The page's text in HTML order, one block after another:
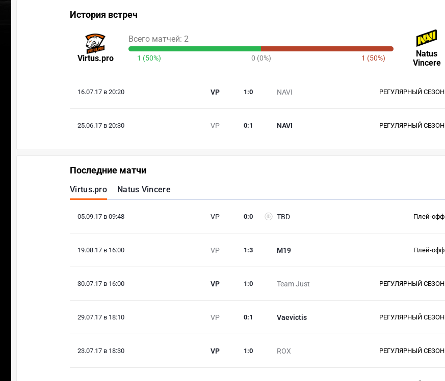
История встреч
Virtus.pro
Natus
Vincere
Всего матчей: 2
1 (50%) 0 (0%) 1 (50%)
16.07.17 в 20:20 VP NAVI
1 :0 РЕГУЛЯРНЫЙ СЕЗОН
25.06.17 в 20:30 VP NAVI
0:1 РЕГУЛЯРНЫЙ СЕЗОН
Последние матчи
Virtus.pro Natus Vincere
05.09.17 в 09:48 VP TBD
0:0 Плей-офф
19.08.17 в 16:00 VP M19
1 :3 Плей-офф
30.07.17 в 16:00 VP Team Just
1 :0 РЕГУЛЯРНЫЙ СЕЗОН
29.07.17 в 18:10 VP Vaevictis
0:1 РЕГУЛЯРНЫЙ СЕЗОН
23.07.17 в 18:30 VP ROX
1 :0 РЕГУЛЯРНЫЙ СЕЗОН